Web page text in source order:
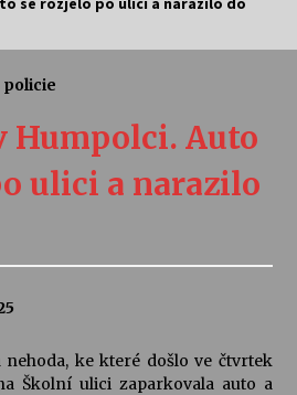
výstavy Josefíny Duškové: Stávám se
2026
2026
28. 7.–1. 8. 2026
2026
Humpolci. Auto
ulici a narazilo
nehoda, ke které došlo ve čtvrtek
Školní ulici zaparkovala auto a